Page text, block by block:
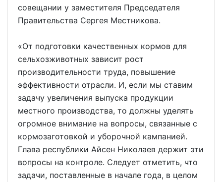
совещании у заместителя Председателя
Правительства Сергея Местникова.
«От подготовки качественных кормов для
сельхозживотных зависит рост
производительности труда, повышение
эффективности отрасли. И, если мы ставим
задачу увеличения выпуска продукции
местного производства, то должны уделять
огромное внимание на вопросы, связанные с
кормозаготовкой и уборочной кампанией.
Глава республики Айсен Николаев держит эти
вопросы на контроле. Следует отметить, что
задачи, поставленные в начале года, в целом